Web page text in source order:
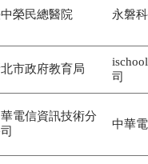
榮民總醫院 永磐
市政府教育局
司
電信資訊技術分
中華